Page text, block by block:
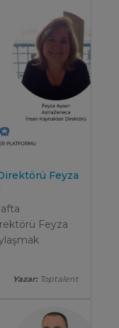
Feyza
Feyza
Yazar:Toptalent